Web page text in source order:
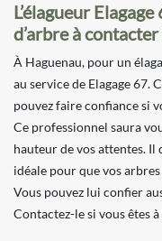
L’élagueur
d’arbre à
À Haguenau, pour un
au service de Elagage 67.
pouvez faire confiance si
Ce professionnel saura
hauteur de vos attentes.
idéale pour que vos
Vous pouvez lui confier
Contactez-le si vous êtes